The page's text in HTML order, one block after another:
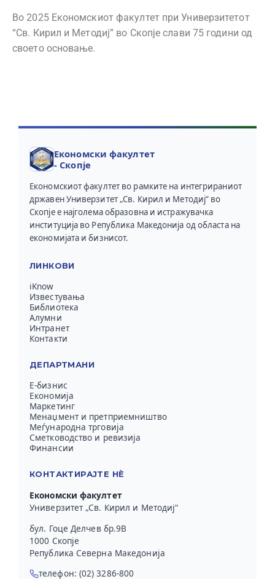
Во 2025 Економскиот факултет при Универзитетот
“Св. Кирил и Методиј” во Скопје слави 75 години од
своето основање.
Економски факултет
- Скопје
Економскиот факултет во рамките на интегрираниот
државен Универзитет „Св. Кирил и Методиј“ во
Скопје е најголема образовна и истражувачка
институција во Република Македонија од областа на
економијата и бизнисот.
ЛИНКОВИ
iKnow
Известувања
Библиотека
Алумни
Интранет
Контакти
ДЕПАРТМАНИ
Е-бизнис
Економија
Маркетинг
Менаџмент и претприемништво
Меѓународна трговија
Сметководство и ревизија
Финансии
КОНТАКТИРАЈТЕ НЀ
Економски факултет
Универзитет „Св. Кирил и Методиј“
бул. Гоце Делчев бр.9В
1000 Скопје
Република Северна Македонија
телефон: (02) 3286-800